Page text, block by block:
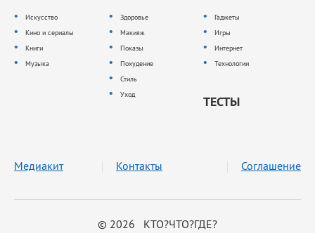
Искусство
Кино и сериалы
Книги
Музыка
Здоровье
Макияж
Показы
Похудение
Стиль
Уход
Гаджеты
Игры
Интернет
Технологии
ТЕСТЫ
© 2026 КТО?ЧТО?ГДЕ?
Медиакит Контакты Соглашение